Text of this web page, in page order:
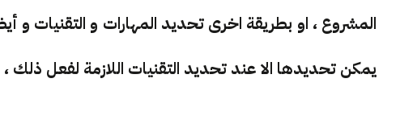
المشروع ، او بطريقة اخرى تحديد المهارات و التقنيات و
يمكن تحديدها الا عند تحديد التقنيات اللازمة لفعل